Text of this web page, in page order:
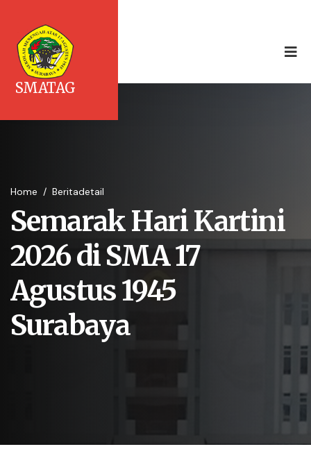
SMATAG
Home / Beritadetail
Semarak Hari Kartini
2026 di SMA 17
Agustus 1945
Surabaya